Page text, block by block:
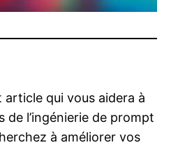
article qui vous aidera à
de l’ingénierie de prompt
à améliorer vos